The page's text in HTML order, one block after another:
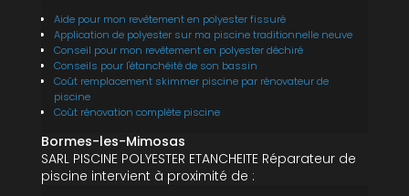
Aide pour mon revêtement en polyester fissuré
Application de polyester sur ma piscine traditionnelle neuve
Conseil pour mon revêtement en polyester déchiré
Conseils pour l'étanchéité de son bassin
Coût remplacement skimmer piscine par rénovateur de
piscine
Coût rénovation complète piscine
Bormes-les-Mimosas
SARL PISCINE POLYESTER ETANCHEITE Réparateur de
piscine intervient à proximité de :